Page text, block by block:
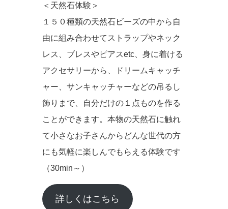
＜天然石体験＞
１５０種類の天然石ビーズの中から自
由に組み合わせてストラップやネック
レス、ブレスやピアスetc、身に着ける
アクセサリーから、ドリームキャッチ
ャー、サンキャッチャーなどの吊るし
飾りまで、自分だけの１点ものを作る
ことができます。本物の天然石に触れ
て小さなお子さんからどんな世代の方
にも気軽に楽しんでもらえる体験です
（30min～）
詳しくはこちら